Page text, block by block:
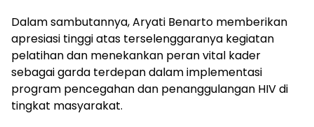
Dalam sambutannya, Aryati Benarto memberikan
apresiasi tinggi atas terselenggaranya kegiatan
pelatihan dan menekankan peran vital kader
sebagai garda terdepan dalam implementasi
program pencegahan dan penanggulangan HIV di
tingkat masyarakat.